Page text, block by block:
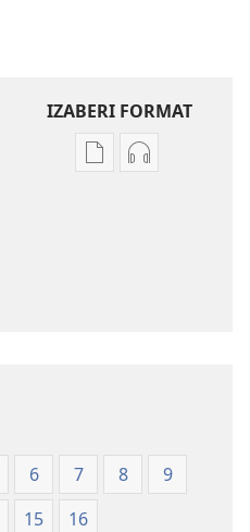
IZABERI FORMAT
Formati
(revidirano
izdanje
iz
Formati
(revidirano
izdanje
6 7 8
9
15 16